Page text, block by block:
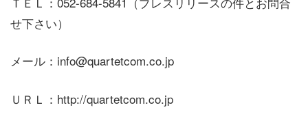
せ下さい）
メール：info@quartetcom.co.jp
ＵＲＬ：http://quartetcom.co.jp